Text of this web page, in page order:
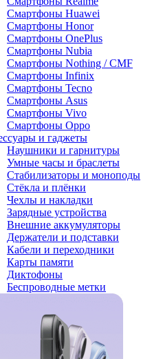
Смартфоны Huawei
Смартфоны Honor
Смартфоны OnePlus
Смартфоны Nubia
Смартфоны Nothing / CMF
Смартфоны Infinix
Смартфоны Tecno
Смартфоны Asus
Смартфоны Vivo
Смартфоны Oppo
и гаджеты
Наушники и гарнитуры
Умные часы и браслеты
Стабилизаторы и моноподы
Стёкла и плёнки
Чехлы и накладки
Зарядные устройства
Внешние аккумуляторы
Держатели и подставки
Кабели и переходники
Карты памяти
Диктофоны
Беспроводные метки